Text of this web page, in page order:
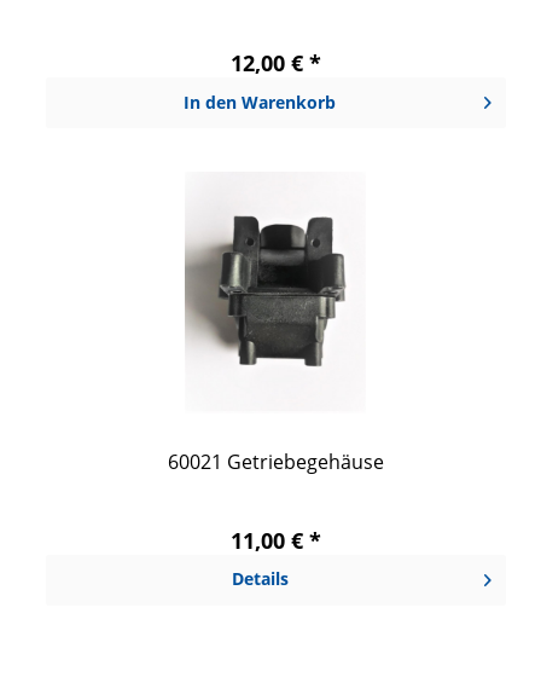
12,00 € *
In den Warenkorb
60021 Getriebegehäuse
11,00 € *
Details